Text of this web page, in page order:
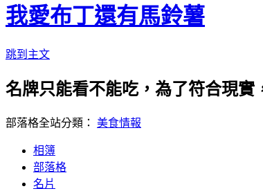
我愛布丁還有馬鈴薯
跳到主文
名牌只能看不能吃，為了符合現實
部落格全站分類： 美食情報
相簿
部落格
名片